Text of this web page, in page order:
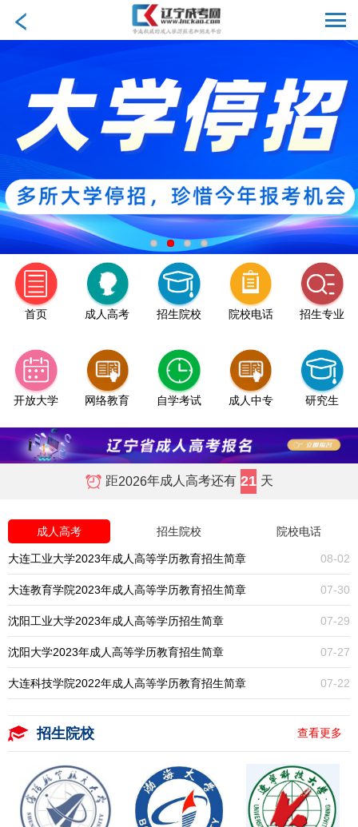
首页 成人高考 招生院校 院校电话 招生专业
开放大学 网络教育 自学考试 成人中专 研究生
距2026年成人高考还有 21 天
成人高考 招生院校 院校电话
08-02
大连工业大学2023年成人高等学历教育招生简章
07-30
大连教育学院2023年成人高等学历教育招生简章
07-29
沈阳工业大学2023年成人高等学历招生简章
07-27
沈阳大学2023年成人高等学历教育招生简章
07-22
大连科技学院2022年成人高等学历教育招生简章
招生院校 查看更多